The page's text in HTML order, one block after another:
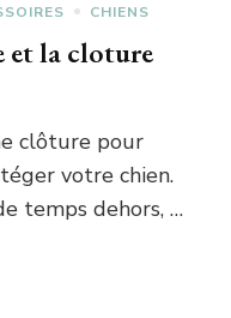
CHIENS
et la cloture
clôture pour
votre chien.
temps dehors, …